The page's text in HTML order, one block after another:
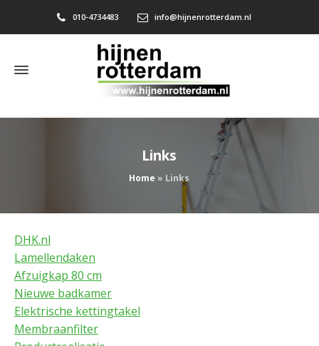
010-4734483 info@hijnenrotterdam.nl
Links
Home » Links
DHK.nl
Lamellendaken
Afzuigkap 80 cm
Nieuwe badkamer
Elektrische kettingtakel
Membraanfilter